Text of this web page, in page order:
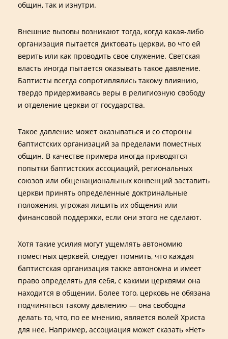
общин, так и изнутри.
Внешние вызовы возникают тогда, когда какая-либо
организация пытается диктовать церкви, во что ей
верить или как проводить свое служение. Светская
власть иногда пытается оказывать такое давление.
Баптисты всегда сопротивлялись такому влиянию,
твердо придерживаясь веры в религиозную свободу
и отделение церкви от государства.
Такое давление может оказываться и со стороны
баптистских организаций за пределами поместных
общин. В качестве примера иногда приводятся
попытки баптистских ассоциаций, региональных
союзов или общенациональных конвенций заставить
церкви принять определенные доктринальные
положения, угрожая лишить их общения или
финансовой поддержки, если они этого не сделают.
Хотя такие усилия могут ущемлять автономию
поместных церквей, следует помнить, что каждая
баптистская организация также автономна и имеет
право определять для себя, с какими церквями она
находится в общении. Более того, церковь не обязана
подчиняться такому давлению — она свободна
делать то, что, по ее мнению, является волей Христа
для нее. Например, ассоциация может сказать «Нет»